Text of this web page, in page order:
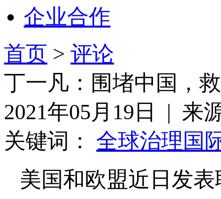
企业合作
首页 > 评论
丁一凡：围堵中国，
2021年05月19日 | 来
关键词： 全球治理 国
美国和欧盟近日发